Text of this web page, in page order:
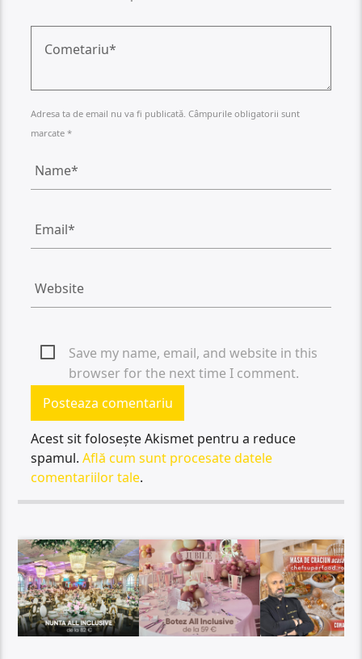
Adresa ta de email nu va fi publicată. Câmpurile obligatorii sunt
marcate *
Save my name, email, and website in this
browser for the next time I comment.
Acest sit folosește Akismet pentru a reduce
spamul.Află cum sunt procesate datele
comentariilor tale.